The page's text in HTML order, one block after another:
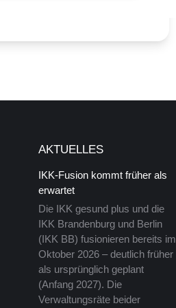
AKTUELLES
IKK-Fusion kommt früher als
erwartet
Die IKK gesund plus und die
IKK Brandenburg und Berlin
(IKK BB) fusionieren bereits im
Oktober 2026 – deutlich früher
als ursprünglich geplant
(Anfang 2027). Die
Verwaltungsräte beider